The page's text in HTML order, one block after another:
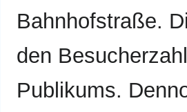
Bahnhofstraße.
den
Publikums.